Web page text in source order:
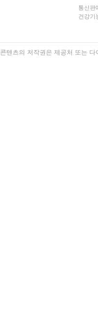
통신판
건강기
텐츠의 저작권은 제공처 또는